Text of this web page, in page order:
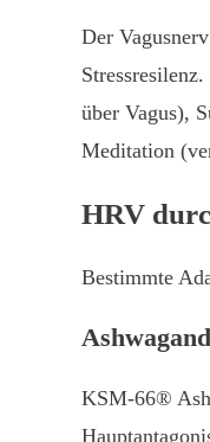
Der
über Vagus),
Meditation
HRV
Bestimmte
KSM-66®